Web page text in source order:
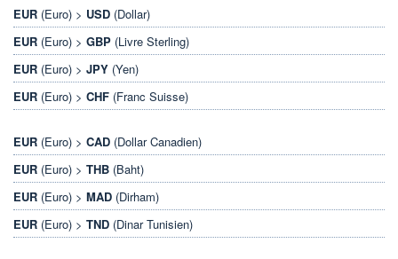
EUR (Euro) > USD (Dollar)
EUR (Euro) > GBP (Livre Sterling)
EUR (Euro) > JPY (Yen)
EUR (Euro) > CHF (Franc Suisse)
EUR (Euro) > CAD (Dollar Canadien)
EUR (Euro) > THB (Baht)
EUR (Euro) > MAD (Dirham)
EUR (Euro) > TND (Dinar Tunisien)